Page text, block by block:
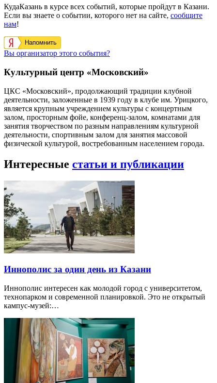
КудаКазань в курсе всех событий, которые пройдут в Казани.
Если вы знаете о событии, которого нет на сайте, сообщите
нам!
Напомнить
Вы организатор этого события?
Культурный центр «Московский»
ЦКС «Московский», продолжающий традиции клубной
деятельности, заложенные в 1939 году в клубе им. Урицкого,
является крупным учреждением культуры с концертным
залом, просторным фойе, конференц-залом, комнатами для
занятия творчеством по разным направлениям культурной
деятельности, спортивным залом для занятия массовой
физической культурой, востребованным населением города.
Интересные статьи и публикации
Иннополис за один день из Казани
Иннополис интересен как молодой город с университетом,
технопарком и современной планировкой. Это не открытый
кампус-музей:…